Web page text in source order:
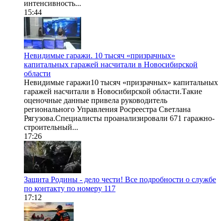
интенсивность...
15:44
Невидимые гаражи. 10 тысяч «призрачных»
капитальных гаражей насчитали в Новосибирской
области
Невидимые гаражи10 тысяч «призрачных» капитальных
гаражей насчитали в Новосибирской области.Такие
оценочные данные привела руководитель
регионального Управления Росреестра Светлана
Рягузова.Специалисты проанализировали 671 гаражно-
строительный...
17:26
Защита Родины - дело чести! Все подробности о службе
по контакту по номеру 117
17:12